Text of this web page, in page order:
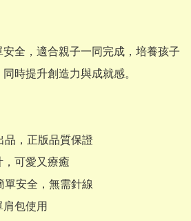
全，適合親子一同完成，培養孩子
時提升創造力與成就感。